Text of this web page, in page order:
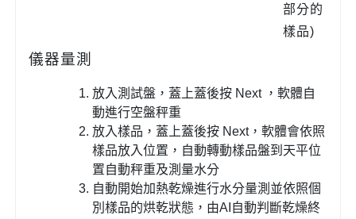
部分的
樣品)
儀器量測
放入測試盤，蓋上蓋後按 Next ，軟體自
動進行空盤秤重
放入樣品，蓋上蓋後按 Next，軟體會依照
樣品放入位置，自動轉動樣品盤到天平位
置自動秤重及測量水分
自動開始加熱乾燥進行水分量測並依照個
別樣品的烘乾狀態，由AI自動判斷乾燥終